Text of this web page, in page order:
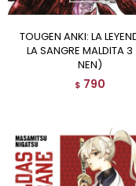
TOUGEN ANKI: LA LEYENDA DE
LA SANGRE MALDITA
NEN)
$ 790